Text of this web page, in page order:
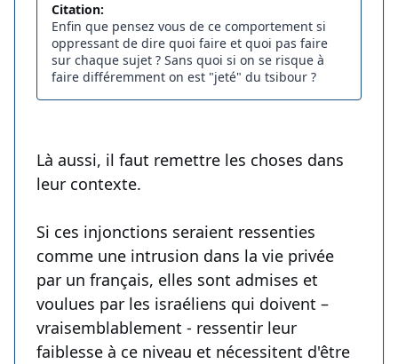
Citation:
Enfin que pensez vous de ce comportement si
oppressant de dire quoi faire et quoi pas faire
sur chaque sujet ? Sans quoi si on se risque à
faire différemment on est "jeté" du tsibour ?
Là aussi, il faut remettre les choses dans
leur contexte.
Si ces injonctions seraient ressenties
comme une intrusion dans la vie privée
par un français, elles sont admises et
voulues par les israéliens qui doivent –
vraisemblablement - ressentir leur
faiblesse à ce niveau et nécessitent d'être